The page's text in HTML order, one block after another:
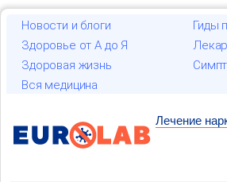
Новости и блоги
Гиды
Здоровье от А до Я
Здоровая жизнь
Вся медицина
Лечение